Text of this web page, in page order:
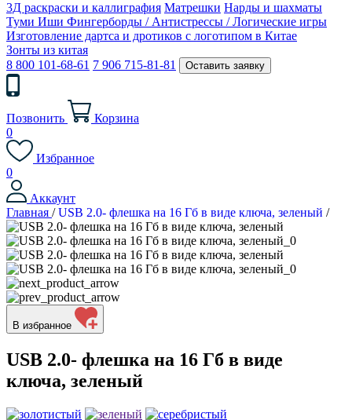
3Д раскраски и каллиграфия Матрешки Нарды и шахматы
Туми Иши Фингерборды / Антистрессы / Логические игры
Изготовление дартса и дротиков с логотипом в Китае
Зонты из китая
8 800 101-68-61 7 906 715-81-81 Оставить заявку
Позвонить
Корзина
0
Избранное
0
Аккаунт
Главная / USB 2.0- флешка на 16 Гб в виде ключа, зеленый /
В избранное
USB 2.0- флешка на 16 Гб в виде
ключа, зеленый